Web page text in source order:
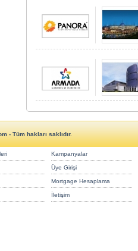
- Tüm hakları saklıdır.
Kampanyalar
Üye Girişi
Mortgage Hesaplama
İletişim